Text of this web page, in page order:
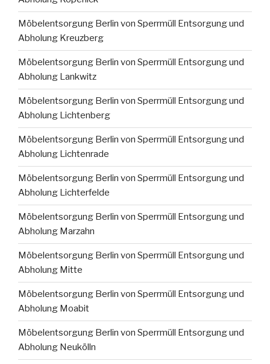
Möbelentsorgung Berlin von Sperrmüll Entsorgung und
Abholung Kreuzberg
Möbelentsorgung Berlin von Sperrmüll Entsorgung und
Abholung Lankwitz
Möbelentsorgung Berlin von Sperrmüll Entsorgung und
Abholung Lichtenberg
Möbelentsorgung Berlin von Sperrmüll Entsorgung und
Abholung Lichtenrade
Möbelentsorgung Berlin von Sperrmüll Entsorgung und
Abholung Lichterfelde
Möbelentsorgung Berlin von Sperrmüll Entsorgung und
Abholung Marzahn
Möbelentsorgung Berlin von Sperrmüll Entsorgung und
Abholung Mitte
Möbelentsorgung Berlin von Sperrmüll Entsorgung und
Abholung Moabit
Möbelentsorgung Berlin von Sperrmüll Entsorgung und
Abholung Neukölln